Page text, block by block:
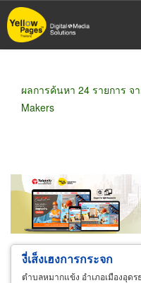
ข้าม
ไป
ผลการค้นหา 24 รายการ จ
Makers
ขายส่ง ขายปลีก
ผู้ส่งออก/นำเข้า
งี่เส็งเฮงการกระจก
ตำบลหมากแข้ง อำเภอเมืองอุด